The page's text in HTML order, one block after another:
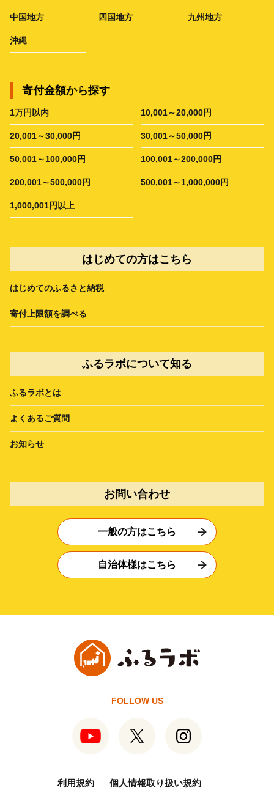
中国地方 四国地方 九州地方
沖縄
寄付金額から探す
1万円以内 10,001～20,000円
20,001～30,000円 30,001～50,000円
50,001～100,000円 100,001～200,000円
200,001～500,000円 500,001～1,000,000円
1,000,001円以上
はじめての方はこちら
はじめてのふるさと納税
寄付上限額を調べる
ふるラボについて知る
ふるラボとは
よくあるご質問
お知らせ
お問い合わせ
一般の方はこちら
自治体様はこちら
FOLLOW US
利用規約 個人情報取り扱い規約